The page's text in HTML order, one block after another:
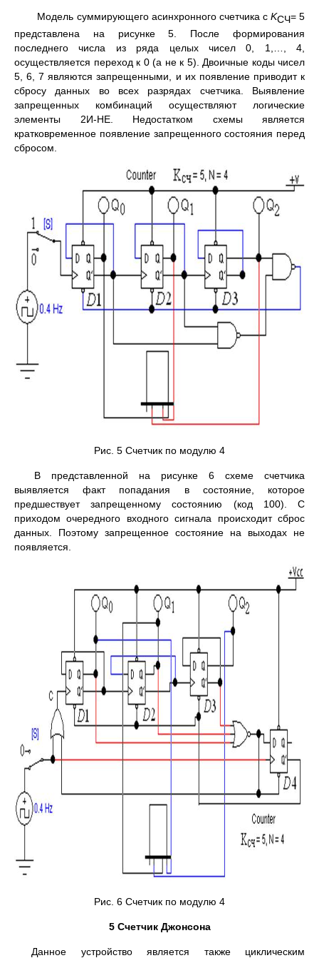
Модель суммирующего асинхронного счетчика с KСЧ= 5
представлена на рисунке 5. После формирования
последнего числа из ряда целых чисел 0, 1,…, 4,
осуществляется переход к 0 (а не к 5). Двоичные коды чисел
5, 6, 7 являются запрещенными, и их появление приводит к
сбросу данных во всех разрядах счетчика. Выявление
запрещенных комбинаций осуществляют логические
элементы 2И-НЕ. Недостатком схемы является
кратковременное появление запрещенного состояния перед
сбросом.
Рис. 5 Счетчик по модулю 4
В представленной на рисунке 6 схеме счетчика
выявляется факт попадания в состояние, которое
предшествует запрещенному состоянию (код 100). С
приходом очередного входного сигнала происходит сброс
данных. Поэтому запрещенное состояние на выходах не
появляется.
Рис. 6 Счетчик по модулю 4
5 Счетчик Джонсона
Данное устройство является также циклическим